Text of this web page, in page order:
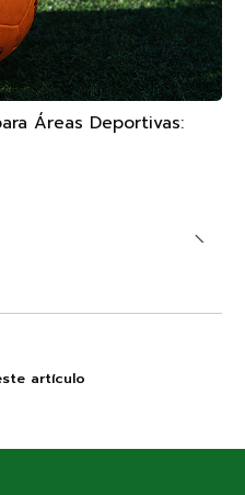
Áreas Deportivas:
artículo